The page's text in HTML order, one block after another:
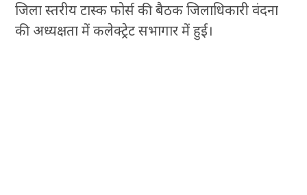
जिला स्तरीय टास्क फोर्स की बैठक जिलाधिकारी वंदना
की अध्यक्षता में कलेक्ट्रेट सभागार में हुई।